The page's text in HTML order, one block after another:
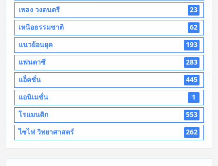
เพลง วงดนตรี
23
เหนือธรรมชาติ
62
แนวย้อนยุค
193
แฟนตาซี
283
แอ็คชั่น
445
แอนิเมชั่น
1
โรแมนติก
553
ไซไฟ วิทยาศาสตร์
262